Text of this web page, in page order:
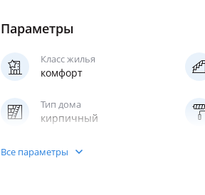
Параметры
Класс жилья
комфорт
Тип дома
кирпичный
Квартир в продаже
Все параметры